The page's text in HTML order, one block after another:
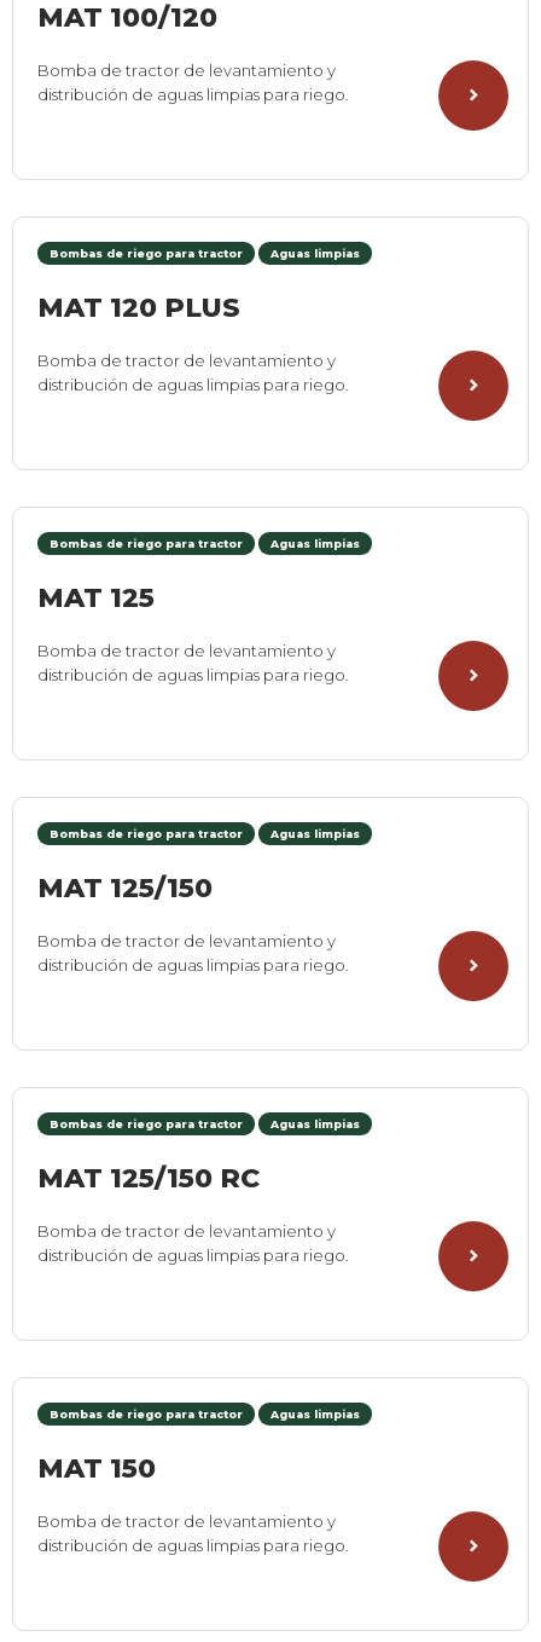
MAT 100/120
Bomba de tractor de levantamiento y
distribución de aguas limpias para riego.
Bombas de riego para tractor Aguas limpias
MAT 120 PLUS
Bomba de tractor de levantamiento y
distribución de aguas limpias para riego.
Bombas de riego para tractor Aguas limpias
MAT 125
Bomba de tractor de levantamiento y
distribución de aguas limpias para riego.
Bombas de riego para tractor Aguas limpias
MAT 125/150
Bomba de tractor de levantamiento y
distribución de aguas limpias para riego.
Bombas de riego para tractor Aguas limpias
MAT 125/150 RC
Bomba de tractor de levantamiento y
distribución de aguas limpias para riego.
Bombas de riego para tractor Aguas limpias
MAT 150
Bomba de tractor de levantamiento y
distribución de aguas limpias para riego.